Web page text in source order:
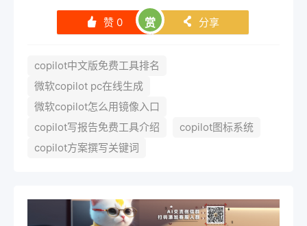
󰄼 赞 0 赏 󰄯 分享
copilot中文版免费工具排名
微软copilot pc在线生成
微软copilot怎么用镜像入口
copilot写报告免费工具介绍
copilot图标系统
copilot方案撰写关键词